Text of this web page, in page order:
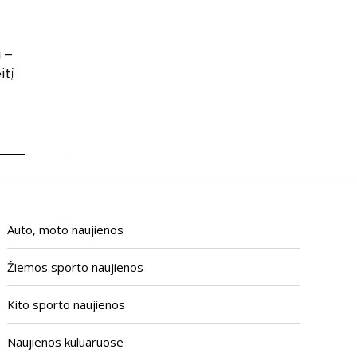
–
Auto, moto naujienos
Žiemos sporto naujienos
Kito sporto naujienos
Naujienos kuluaruose